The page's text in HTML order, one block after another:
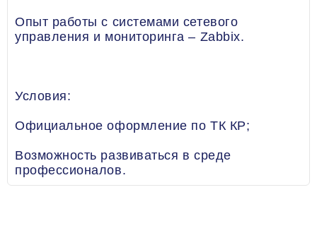
Опыт работы с системами сетевого
управления и мониторинга – Zabbix.
Условия:
Официальное оформление по ТК КР;
Возможность развиваться в среде
профессионалов.